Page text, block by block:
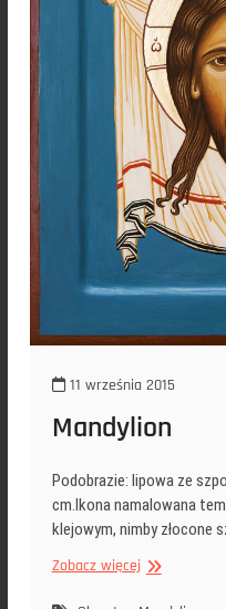
11 września 2015
Mandylion
Podobrazie: lipowa ze
cm.Ikona namalowana
klejowym, nimby złocone
Zobacz więcejMandylion